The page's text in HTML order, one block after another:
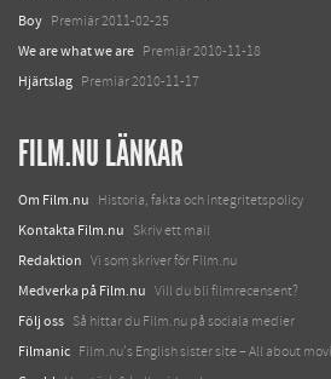
Boy Premiär 2011-02-25
We are what we are Premiär 2010-11-18
Hjärtslag Premiär 2010-11-17
FILM.NU LÄNKAR
Om Film.nu Historia, fakta och integritetspolicy
Kontakta Film.nu Skriv ett mail
Redaktion Vi som skriver för Film.nu
Medverka på Film.nu Vill du bli filmrecensent?
Följ oss Så hittar du Film.nu på sociala medier
Filmanic Film.nu's English sister site – All about